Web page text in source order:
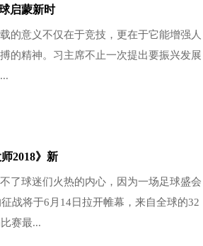
启蒙新时
的意义不仅在于竞技，更在于它能增强人
的精神。习主席不止一次提出要振兴发展
2018》新
了球迷们火热的内心，因为一场足球盛会
战将于6月14日拉开帷幕，来自全球的32
赛最...